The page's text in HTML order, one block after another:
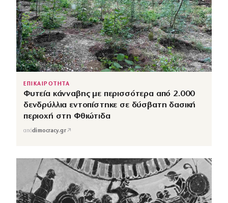
ΕΠΙΚΑΙΡΟΤΗΤΑ
Φυτεία κάνναβης με περισσότερα από 2.000
δενδρύλλια εντοπίστηκε σε δύσβατη δασική
περιοχή στη Φθιώτιδα
απόdimocracy.gr↗